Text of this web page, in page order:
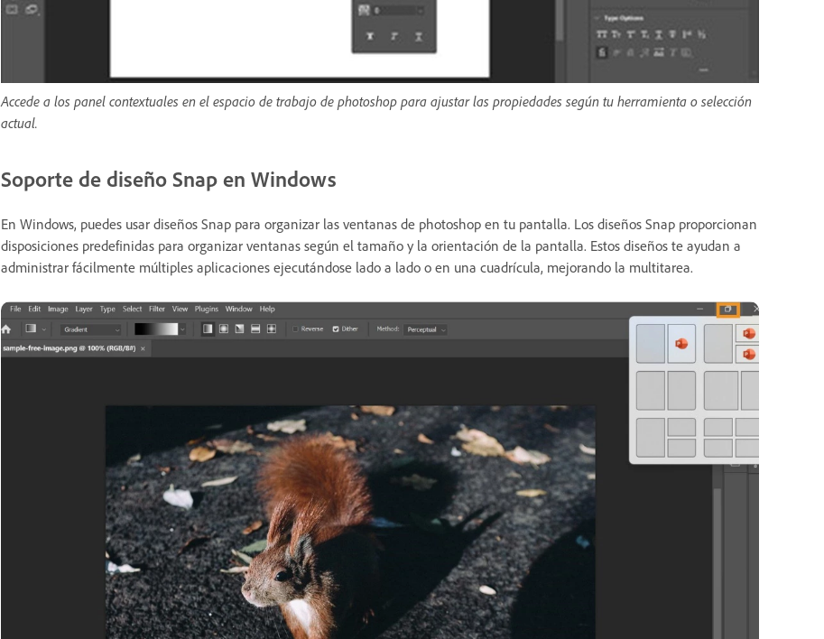
Accede a los panel contextuales en el espacio de trabajo de photoshop para ajustar las propiedades según tu herramienta o selección
actual.
Soporte de diseño Snap en Windows
En Windows, puedes usar diseños Snap para organizar las ventanas de photoshop en tu pantalla. Los diseños Snap proporcionan
disposiciones predefinidas para organizar ventanas según el tamaño y la orientación de la pantalla. Estos diseños te ayudan a
administrar fácilmente múltiples aplicaciones ejecutándose lado a lado o en una cuadrícula, mejorando la multitarea.